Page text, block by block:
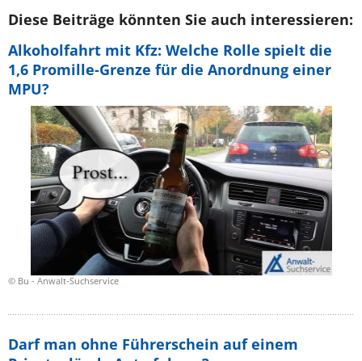
Diese Beiträge könnten Sie auch interessieren:
© Bu - Anwalt-Suchservice
Alkoholfahrt mit Kfz: Welche Rolle spielt die
1,6 Promille-Grenze für die Anordnung einer
MPU?
Darf man ohne Führerschein auf einem